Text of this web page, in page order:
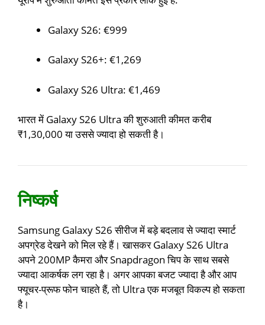
Galaxy S26: €999
Galaxy S26+: €1,269
Galaxy S26 Ultra: €1,469
भारत में Galaxy S26 Ultra की शुरुआती कीमत करीब
₹1,30,000 या उससे ज्यादा हो सकती है।
निष्कर्ष
Samsung Galaxy S26 सीरीज में बड़े बदलाव से ज्यादा स्मार्ट
अपग्रेड देखने को मिल रहे हैं। खासकर Galaxy S26 Ultra
अपने 200MP कैमरा और Snapdragon चिप के साथ सबसे
ज्यादा आकर्षक लग रहा है। अगर आपका बजट ज्यादा है और आप
फ्यूचर-प्रूफ फोन चाहते हैं, तो Ultra एक मजबूत विकल्प हो सकता
है।